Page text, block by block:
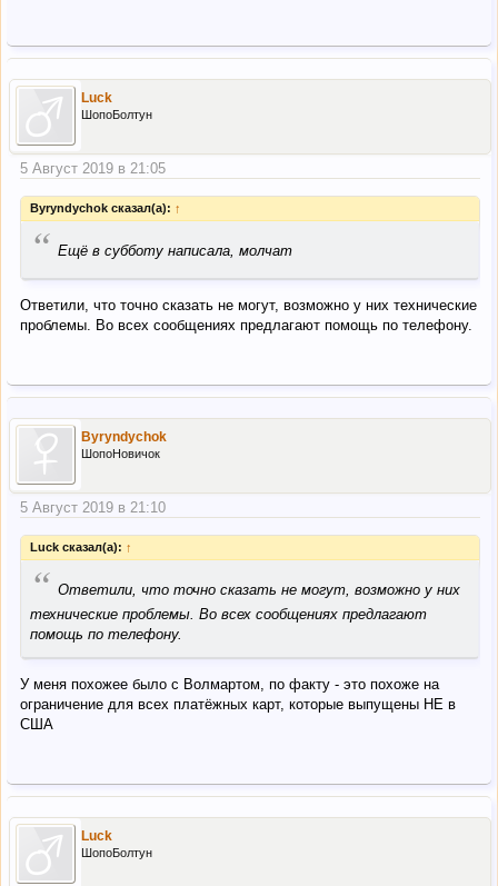
Luck
ШопоБолтун
5 Август 2019 в 21:05
Byryndychok сказал(а): ↑
“ Ещё в субботу написала, молчат
Ответили, что точно сказать не могут, возможно у них технические
проблемы. Во всех сообщениях предлагают помощь по телефону.
Byryndychok
ШопоНовичок
5 Август 2019 в 21:10
Luck сказал(а): ↑
“ Ответили, что точно сказать не могут, возможно у них
технические проблемы. Во всех сообщениях предлагают
помощь по телефону.
У меня похожее было с Волмартом, по факту - это похоже на
ограничение для всех платёжных карт, которые выпущены НЕ в
США
Luck
ШопоБолтун